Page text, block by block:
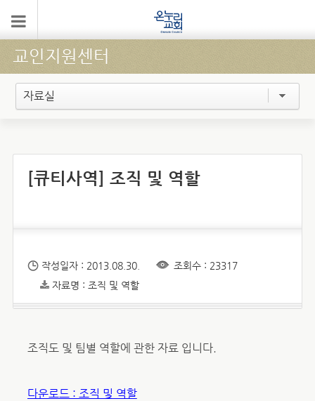
교인지원센터
자료실
[큐티사역] 조직 및 역할
작성일자 : 2013.08.30.
조회수 : 23317
자료명 : 조직 및 역할
조직도 및 팀별 역할에 관한 자료 입니다.
다운로드 : 조직 및 역할